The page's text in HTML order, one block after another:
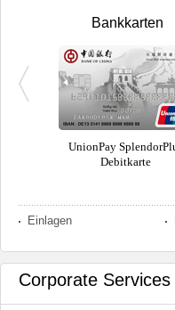
Bankkarten
UnionPay
Debitkarte
Einlagen
Corporate Services